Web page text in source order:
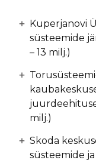
Kuperjanovi
süsteemide
– 13 milj.)
milj.)
Skoda
süsteemide